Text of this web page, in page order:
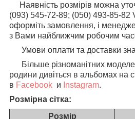
Наявність розмірів можна
(093) 545-72-89; (050) 493-85-82
оформіть замовлення, і
з Вами найближчим робочим
Умови оплати та доставки
Більше різноманітних
родини дивіться в альбомах на
в Facebook и Instagram.
Розмірна сітка:
Розмір